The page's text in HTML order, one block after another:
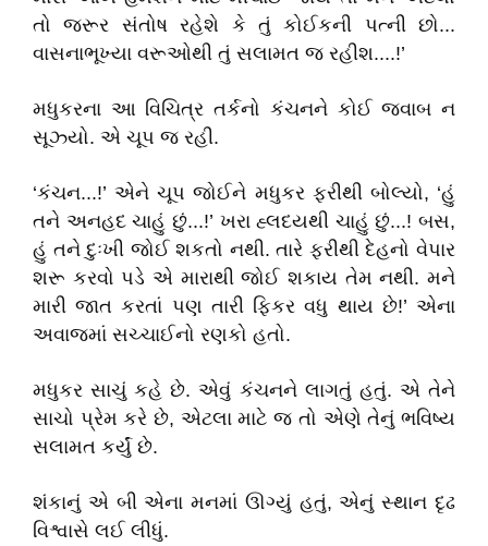
તો જરૂર સંતોષ રહેશે કે તું કોઈકની પત્ની છો...
વાસનાભૂખ્યા વરૂઓથી તું સલામત જ રહીશ....!’
મધુકરના આ વિચિત્ર તર્કનો કંચનને કોઈ જવાબ ન
સૂઝ્યો. એ ચૂપ જ રહી.
‘કંચન...!’ એને ચૂપ જોઈને મધુકર ફરીથી બોલ્યો, ‘હું
તને અનહદ ચાહું છું...!’ ખરા હ્લદયથી ચાહું છું...! બસ,
હું તને દુઃખી જોઈ શકતો નથી. તારે ફરીથી દેહનો વેપાર
શરૂ કરવો પડે એ મારાથી જોઈ શકાય તેમ નથી. મને
મારી જાત કરતાં પણ તારી ફિકર વધુ થાય છે!’ એના
અવાજમાં સચ્ચાઈનો રણકો હતો.
મધુકર સાચું કહે છે. એવું કંચનને લાગતું હતું. એ તેને
સાચો પ્રેમ કરે છે, એટલા માટે જ તો એણે તેનું ભવિષ્ય
સલામત કર્યું છે.
શંકાનું એ બી એના મનમાં ઊગ્યું હતું, એનું સ્થાન દૃઢ
વિશ્વાસે લઈ લીધું.